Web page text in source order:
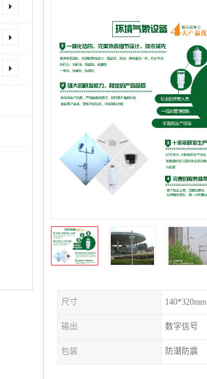
尺寸 140*320mm
输出 数字信号
包装 防潮防震